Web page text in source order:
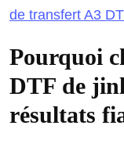
de transfert A3
Pourquoi
DTF de
résultats